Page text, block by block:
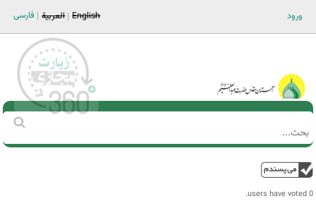
ورود فارسی العربية English
Main men-AR
استمارة
‏
0 users have voted.